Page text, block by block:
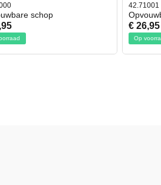
schop
42.71001
€ 26,95
Op